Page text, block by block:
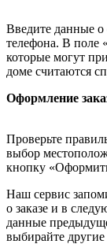
Введите данные
телефона. В поле
которые могут
доме считаются
Оформление
Проверьте
выбор
кнопку
Наш сервис
о заказе и в
данные
выбирайте